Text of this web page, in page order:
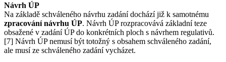
Návrh ÚP
Na základě schváleného návrhu zadání dochází již k samotnému
zpracování návrhu ÚP. Návrh ÚP rozpracovává základní teze
obsažené v zadání ÚP do konkrétních ploch s návrhem regulativů.
[7] Návrh ÚP nemusí být totožný s obsahem schváleného zadání,
ale musí ze schváleného zadání vycházet.